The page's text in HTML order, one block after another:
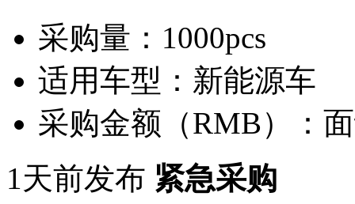
采购量： 1000pcs
适用车型： 新能源车
采购金额（RMB）：
1天前发布 紧急采购